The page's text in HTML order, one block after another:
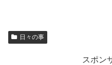
日々の事
スポン